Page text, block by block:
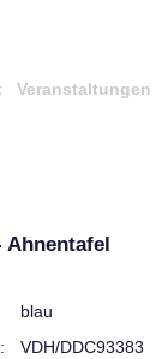
Veranstaltungen
Ahnentafel
blau
VDH/DDC93383